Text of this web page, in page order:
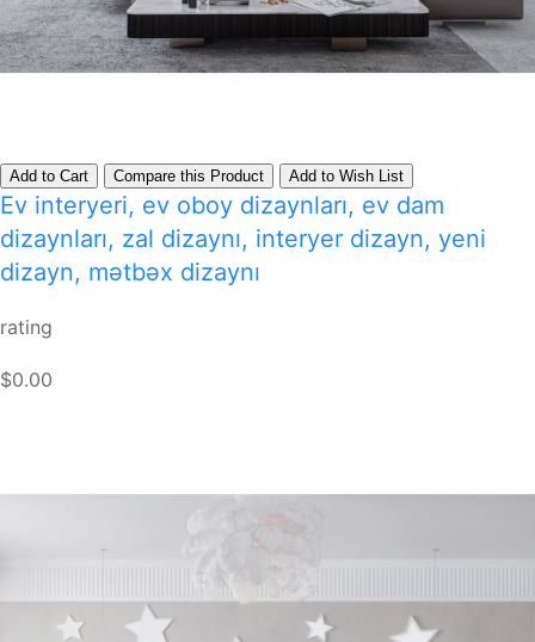
Add to Cart Compare this Product Add to Wish List
Ev interyeri, ev oboy dizaynları, ev dam
dizaynları, zal dizaynı, interyer dizayn, yeni
dizayn, mətbəx dizaynı
rating
$0.00